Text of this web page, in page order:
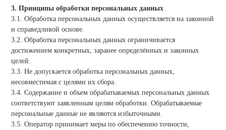
3. Принципы обработки персональных данных
3.1. Обработка персональных данных осуществляется на законной
и справедливой основе.
3.2. Обработка персональных данных ограничивается
достижением конкретных, заранее определённых и законных
целей.
3.3. Не допускается обработка персональных данных,
несовместимая с целями их сбора.
3.4. Содержание и объем обрабатываемых персональных данных
соответствуют заявленным целям обработки. Обрабатываемые
персональные данные не являются избыточными.
3.5. Оператор принимает меры по обеспечению точности,